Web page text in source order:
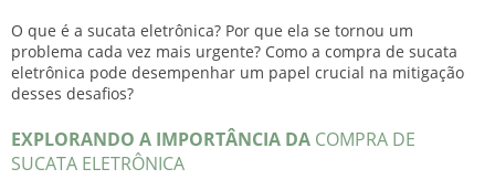
O que é a sucata eletrônica? Por que ela se tornou um
problema cada vez mais urgente? Como a compra de sucata
eletrônica pode desempenhar um papel crucial na mitigação
desses desafios?
EXPLORANDO A IMPORTÂNCIA DA COMPRA DE
SUCATA ELETRÔNICA